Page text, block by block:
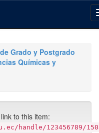
Grado y Postgrado
Químicas y
to this item:
handle/123456789/